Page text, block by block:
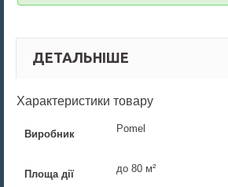
ДЕТАЛЬНІШЕ
Характеристики товару
Виробник Pomel
Площа дії до 80 м²